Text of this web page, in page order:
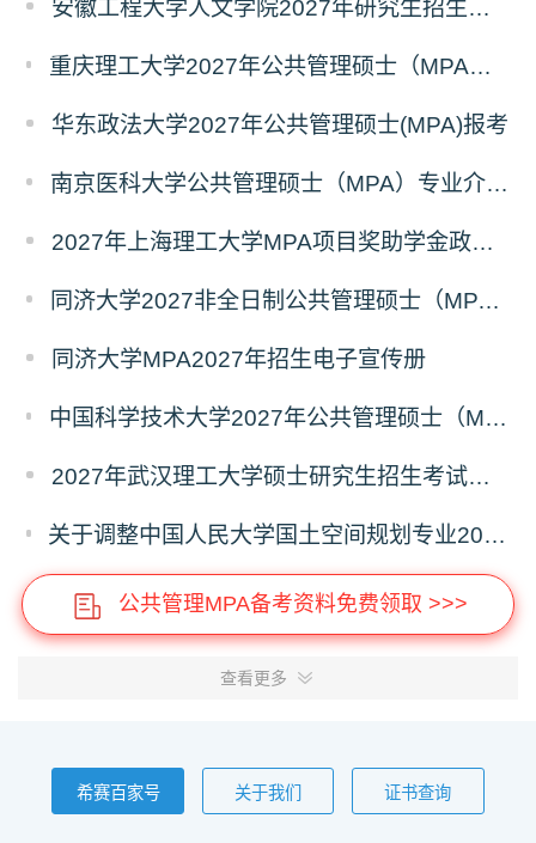
安徽工程大学人文学院2027年研究生招生简章
重庆理工大学2027年公共管理硕士（MPA）专业学位研究生（双证）报考
华东政法大学2027年公共管理硕士(MPA)报考
南京医科大学公共管理硕士（MPA）专业介绍（2027年）
2027年上海理工大学MPA项目奖助学金政策发布
同济大学2027非全日制公共管理硕士（MPA）奖学金方案
同济大学MPA2027年招生电子宣传册
中国科学技术大学2027年公共管理硕士（MPA）专业学位研究生招生通知
2027年武汉理工大学硕士研究生招生考试考试大纲
关于调整中国人民大学国土空间规划专业2027年全国硕士研究生招生考试初试科目的公告
公共管理MPA备考资料免费领取 >>>
查看更多
希赛百家号 关于我们 证书查询